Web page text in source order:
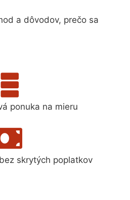
a dôvodov, prečo sa
ponuka na mieru
skrytých poplatkov